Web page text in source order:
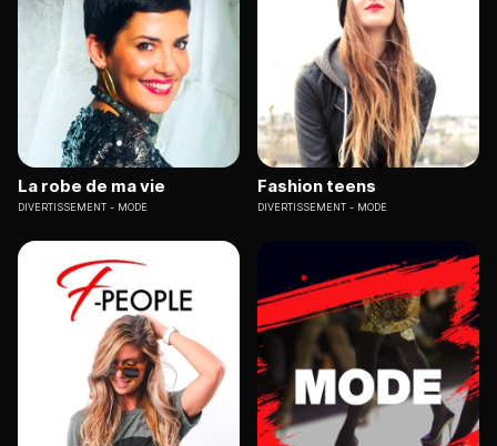
La robe de ma vie
DIVERTISSEMENT MODE
Fashion teens
DIVERTISSEMENT MODE